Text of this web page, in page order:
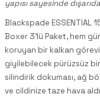
yapısı sayesinde
Blackspade ESSENTIAL
Boxer 3'lü Paket, hem
koruyan bir kalkan
giyilebilecek pürüzsüz
silindirik dokuması, ağ
ve cildinize taze hava